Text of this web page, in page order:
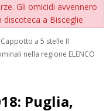
Gli omicidi avvennero
a Bisceglie
a 5 stelle Il
nella regione ELENCO
Puglia,